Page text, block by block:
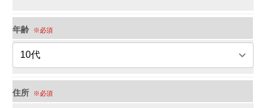
年齢 ※必須
住所 ※必須